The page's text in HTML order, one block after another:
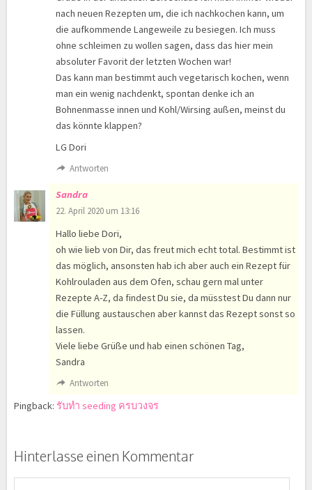
nach neuen Rezepten um, die ich nachkochen kann, um
die aufkommende Langeweile zu besiegen. Ich muss
ohne schleimen zu wollen sagen, dass das hier mein
absoluter Favorit der letzten Wochen war!
Das kann man bestimmt auch vegetarisch kochen, wenn
man ein wenig nachdenkt, spontan denke ich an
Bohnenmasse innen und Kohl/Wirsing außen, meinst du
das könnte klappen?
LG Dori
Antworten
Sandra
22. April 2020 um 13:16
Hallo liebe Dori,
oh wie lieb von Dir, das freut mich echt total. Bestimmt ist
das möglich, ansonsten hab ich aber auch ein Rezept für
Kohlrouladen aus dem Ofen, schau gern mal unter
Rezepte A-Z, da findest Du sie, da müsstest Du dann nur
die Füllung austauschen aber kannst das Rezept sonst so
lassen.
Viele liebe Grüße und hab einen schönen Tag,
Sandra
Antworten
Pingback: รับทำ seeding ครบวงจร
Hinterlasse einen Kommentar